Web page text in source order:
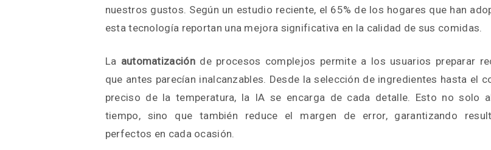
nuestros gustos. Según un estudio reciente, el 65% de los hogares que han
esta tecnología reportan una mejora significativa en la calidad de sus comidas.
La automatizaciónde procesos complejos permite a los usuarios preparar
que antes parecían inalcanzables. Desde la selección de ingredientes hasta el
preciso de la temperatura, la IA se encarga de cada detalle. Esto no solo
tiempo, sino que también reduce el margen de error, garantizando
perfectos en cada ocasión.